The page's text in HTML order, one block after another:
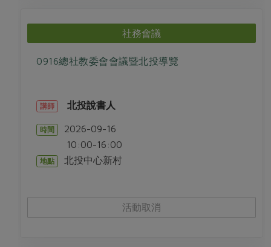
社務會議
0916總社教委會會議暨北投導覽
講師 北投說書人
時間 2026-09-16
10:00-16:00
地點 北投中心新村
活動取消